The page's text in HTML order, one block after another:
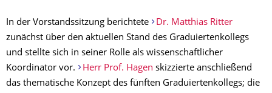
In der Vorstandssitzung berichtete
Dr. Matthias Ritter
zunächst über den aktuellen Stand des Graduiertenkollegs
und stellte sich in seiner Rolle als wissenschaftlicher
Koordinator vor.
Herr Prof. Hagen skizzierte anschließend
das thematische Konzept des fünften Graduiertenkollegs; die